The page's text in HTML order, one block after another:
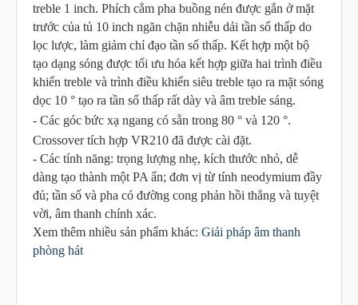
treble 1 inch. Phích cắm pha buồng nén được gắn ở mặt
trước của tủ 10 inch ngăn chặn nhiễu dải tần số thấp do
lọc lược, làm giảm chỉ đạo tần số thấp. Kết hợp một bộ
tạo dạng sóng được tối ưu hóa kết hợp giữa hai trình điều
khiển treble và trình điều khiển siêu treble tạo ra mặt sóng
dọc 10 ° tạo ra tần số thấp rất dày và âm treble sáng.
- Các góc bức xạ ngang có sẵn trong 80 ° và 120 °.
Crossover tích hợp VR210 đã được cài đặt.
- Các tính năng: trọng lượng nhẹ, kích thước nhỏ, dễ
dàng tạo thành một PA ẩn; đơn vị từ tính neodymium đầy
đủ; tần số và pha có đường cong phản hồi thẳng và tuyệt
vời, âm thanh chính xác.
Xem thêm nhiều sản phẩm khác: Giải pháp âm thanh
phòng hát